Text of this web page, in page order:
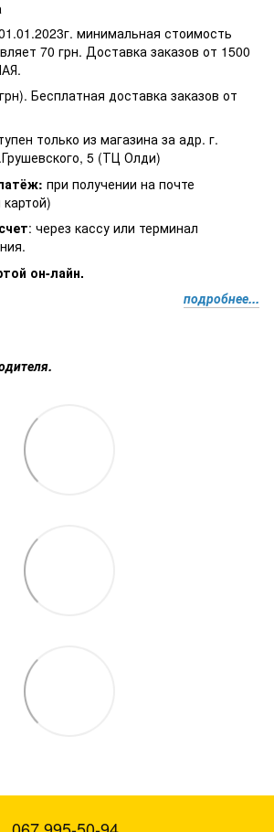
минимальная стоимость
70 грн. Доставка заказов от 1500
Бесплатная доставка заказов от
только из магазина за адр. г.
5 (ТЦ Олди)
: при получении на почте
: через кассу или терминал
он-лайн.
подробнее...